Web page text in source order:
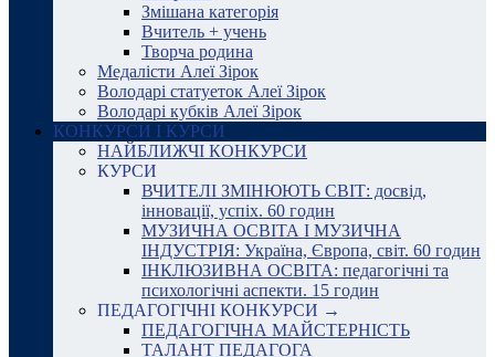
Змішана категорія
Вчитель + учень
Творча родина
Медалісти Алеї Зірок
Володарі статуеток Алеї Зірок
Володарі кубків Алеї Зірок
КОНКУРСИ І КУРСИ
НАЙБЛИЖЧІ КОНКУРСИ
КУРСИ
ВЧИТЕЛІ ЗМІНЮЮТЬ СВІТ: досвід,
інновації, успіх. 60 годин
МУЗИЧНА ОСВІТА І МУЗИЧНА
ІНДУСТРІЯ: Україна, Європа, світ. 60 годин
ІНКЛЮЗИВНА ОСВІТА: педагогічні та
психологічні аспекти. 15 годин
ПЕДАГОГІЧНІ КОНКУРСИ →
ПЕДАГОГІЧНА МАЙСТЕРНІСТЬ
ТАЛАНТ ПЕДАГОГА